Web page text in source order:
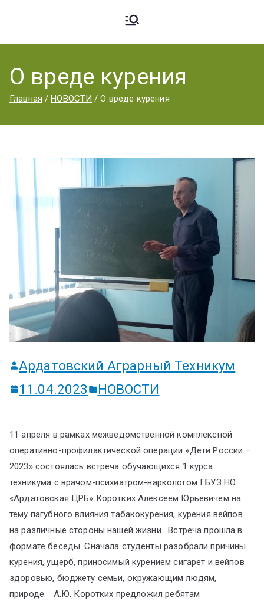
Ардато
вский
Аграрн
ый
Техник
ум
аграрный
техникум».
О вреде курения
Главная НОВОСТИ О вреде курения
Ардатовский Аграрный Техникум
11.04.2023
НОВОСТИ
11 апреля в рамках межведомственной комплексной
оперативно-профилактической операции «Дети России –
2023» состоялась встреча обучающихся 1 курса
техникума с врачом-психиатром-наркологом ГБУЗ НО
«Ардатовская ЦРБ» Коротких Алексеем Юрьевичем на
тему пагубного влияния табакокурения, курения вейпов
на различные стороны нашей жизни. Встреча прошла в
формате беседы. Сначала студенты разобрали причины
курения, ущерб, приносимый курением сигарет и вейпов
здоровью, бюджету семьи, окружающим людям,
природе. А.Ю. Коротких предложил ребятам